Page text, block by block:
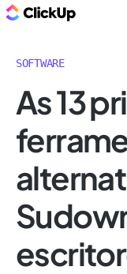
SOFTWARE
As 13